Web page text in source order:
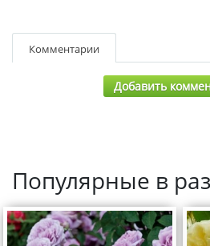
Комментарии
Добавить
Популярные в